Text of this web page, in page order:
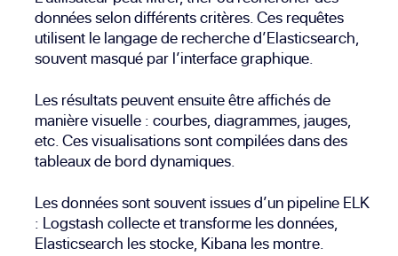
données selon différents critères. Ces requêtes
utilisent le langage de recherche d’Elasticsearch,
souvent masqué par l’interface graphique.
Les résultats peuvent ensuite être affichés de
manière visuelle : courbes, diagrammes, jauges,
etc. Ces visualisations sont compilées dans des
tableaux de bord dynamiques.
Les données sont souvent issues d’un pipeline ELK
: Logstash collecte et transforme les données,
Elasticsearch les stocke, Kibana les montre.